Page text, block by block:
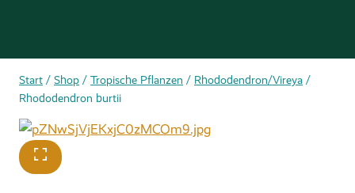
Start / Shop / Tropische Pflanzen / Rhododendron/Vireya /
Rhododendron burtii